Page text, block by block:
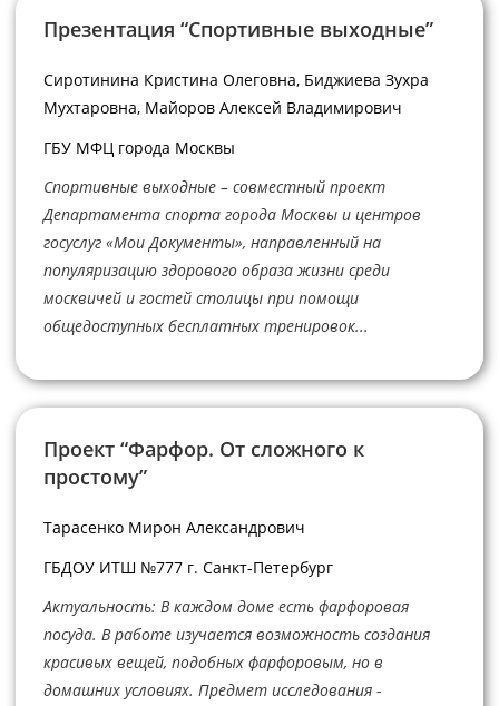
Презентация “Спортивные выходные”
Сиротинина Кристина Олеговна, Биджиева Зухра
Мухтаровна, Майоров Алексей Владимирович
ГБУ МФЦ города Москвы
Спортивные выходные – совместный проект
Департамента спорта города Москвы и центров
госуслуг «Мои Документы», направленный на
популяризацию здорового образа жизни среди
москвичей и гостей столицы при помощи
общедоступных бесплатных тренировок...
Проект “Фарфор. От сложного к
простому”
Тарасенко Мирон Александрович
ГБДОУ ИТШ №777 г. Санкт-Петербург
Актуальность: В каждом доме есть фарфоровая
посуда. В работе изучается возможность создания
красивых вещей, подобных фарфоровым, но в
домашних условиях. Предмет исследования -